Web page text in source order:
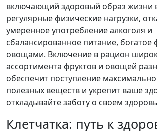
включающий здоровый образ жизни
регулярные физические нагрузки,
умеренное употребление алкоголя и
сбалансированное питание, богатое
овощами. Включение в рацион
ассортимента фруктов и овощей
обеспечит поступление
полезных веществ и укрепит ваше
откладывайте заботу о своем
Клетчатка: путь к